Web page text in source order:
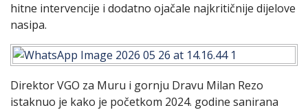
hitne intervencije i dodatno ojačale najkritičnije dijelove
nasipa.
Direktor VGO za Muru i gornju Dravu Milan Rezo
istaknuo je kako je početkom 2024. godine sanirana